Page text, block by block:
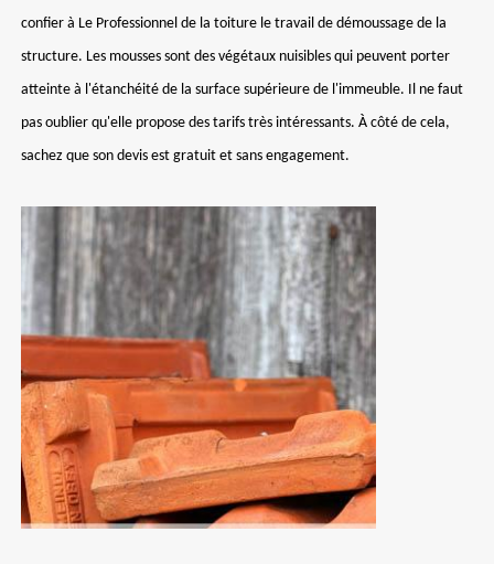
confier à Le Professionnel de la toiture le travail de démoussage de la
structure. Les mousses sont des végétaux nuisibles qui peuvent porter
atteinte à l'étanchéité de la surface supérieure de l'immeuble. Il ne faut
pas oublier qu'elle propose des tarifs très intéressants. À côté de cela,
sachez que son devis est gratuit et sans engagement.